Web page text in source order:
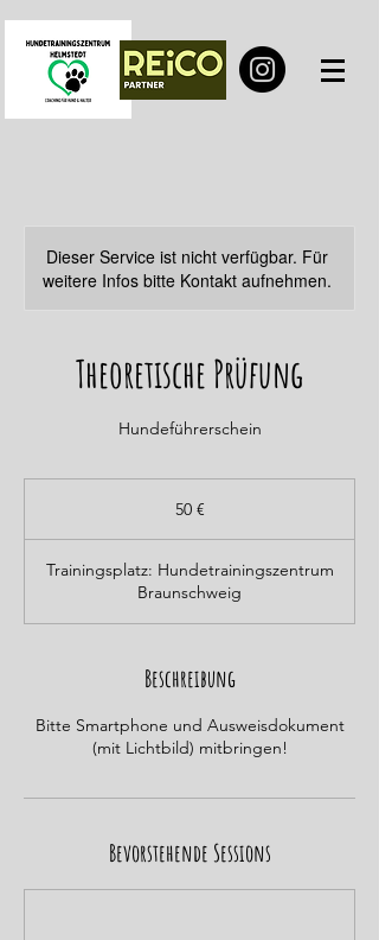
Dieser Service ist nicht verfügbar. Für
weitere Infos bitte Kontakt aufnehmen.
Theoretische Prüfung
Hundeführerschein
50 €
Trainingsplatz: Hundetrainingszentrum
Braunschweig
Beschreibung
Bitte Smartphone und Ausweisdokument
(mit Lichtbild) mitbringen!
Bevorstehende Sessions